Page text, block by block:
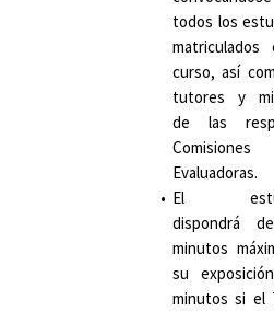
todos los
matriculados
curso, así
tutores y
de las
Comisiones
Evaluadoras.
El
dispondrá
minutos
su
minutos si el